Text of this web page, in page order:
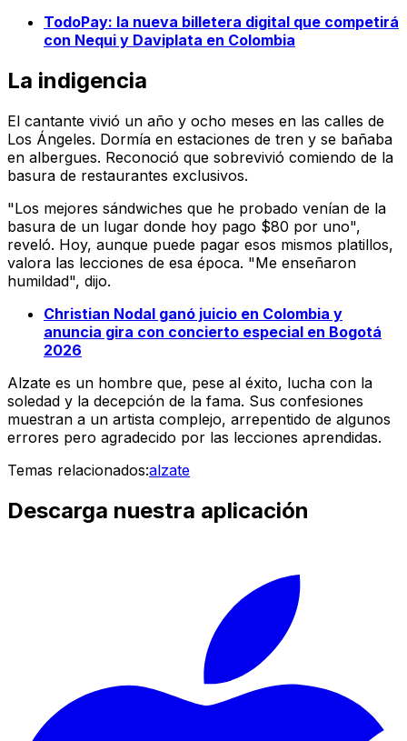
TodoPay: la nueva billetera digital que competirá
con Nequi y Daviplata en Colombia
La indigencia
El cantante vivió un año y ocho meses en las calles de
Los Ángeles. Dormía en estaciones de tren y se bañaba
en albergues. Reconoció que sobrevivió comiendo de la
basura de restaurantes exclusivos.
"Los mejores sándwiches que he probado venían de la
basura de un lugar donde hoy pago $80 por uno",
reveló. Hoy, aunque puede pagar esos mismos platillos,
valora las lecciones de esa época. "Me enseñaron
humildad", dijo.
Christian Nodal ganó juicio en Colombia y
anuncia gira con concierto especial en Bogotá
2026
Alzate es un hombre que, pese al éxito, lucha con la
soledad y la decepción de la fama. Sus confesiones
muestran a un artista complejo, arrepentido de algunos
errores pero agradecido por las lecciones aprendidas.
Temas relacionados:alzate
Descarga nuestra aplicación